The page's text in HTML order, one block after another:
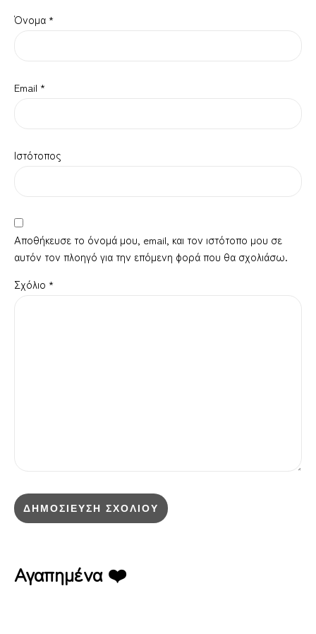
Όνομα *
Email *
Ιστότοπος
Αποθήκευσε το όνομά μου, email, και τον ιστότοπο μου σε
αυτόν τον πλοηγό για την επόμενη φορά που θα σχολιάσω.
Σχόλιο *
Αγαπημένα ❤️